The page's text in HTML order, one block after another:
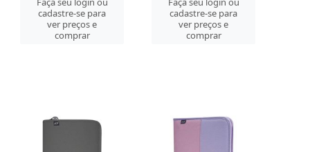
cadastre-se para
ver preços e
comprar
cadastre-se para
ver preços e
comprar